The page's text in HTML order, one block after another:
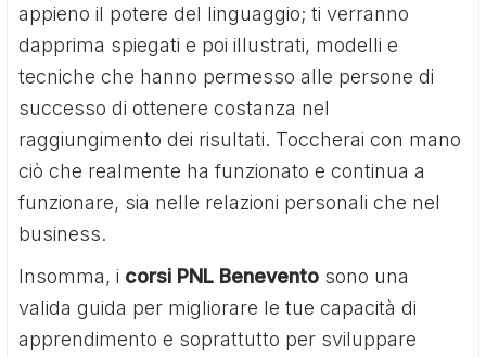
appieno il potere del linguaggio; ti verranno
dapprima spiegati e poi illustrati, modelli e
tecniche che hanno permesso alle persone di
successo di ottenere costanza nel
raggiungimento dei risultati. Toccherai con mano
ciò che realmente ha funzionato e continua a
funzionare, sia nelle relazioni personali che nel
business.
Insomma, i corsi PNL Benevento sono una
valida guida per migliorare le tue capacità di
apprendimento e soprattutto per sviluppare